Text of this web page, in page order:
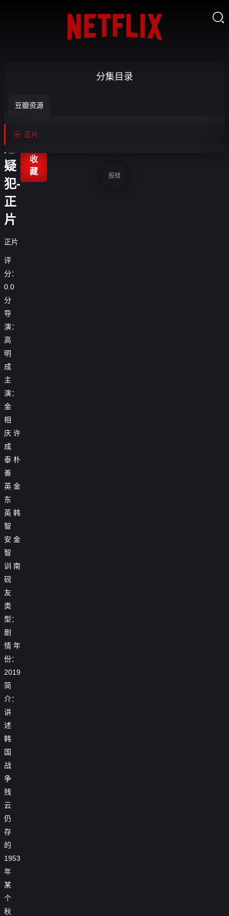

二
个
嫌
疑
犯-
正
片
正片
收
藏
评
分：
0.0
分
导
演：
高
明
成
主
演：
金
相
庆 许
成
泰 朴
善
英 金
东
英 韩
智
安 金
智
训 南
砚
友
类
型：
剧
情 年
份：
2019
简
介：
讲
述
韩
国
战
争
残
云
仍
存
的
1953
年
某
个
秋
分集目录
豆瓣资源
 正片
报错